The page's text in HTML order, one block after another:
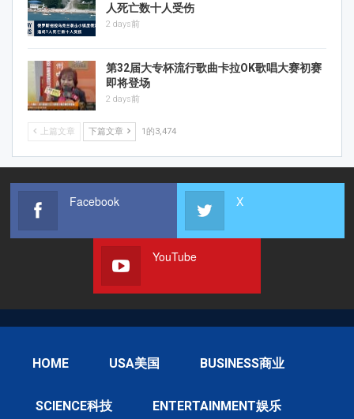
人死亡数十人受伤
2 days前
第32届大专杯流行歌曲卡拉OK歌唱大赛初赛
即将登场
2 days前
上篇文章 下篇文章 1的3,474
Facebook X
YouTube
HOME USA美国 BUSINESS商业
SCIENCE科技 ENTERTAINMENT娱乐